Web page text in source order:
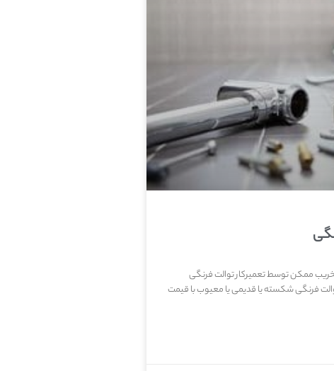
ممکن توسط تعمیرکار توالت فرنگی
فرنگی شکسته یا قدیمی یا معیوب با قیمت